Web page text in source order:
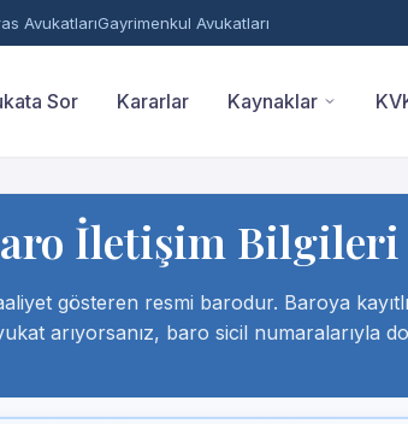
AvukatlarıGayrimenkul Avukatları
Sor Kararlar Kaynaklar
İletişim Bilgileri
gösteren resmi barodur. Baroya
arıyorsanız, baro sicil numaralarıyla